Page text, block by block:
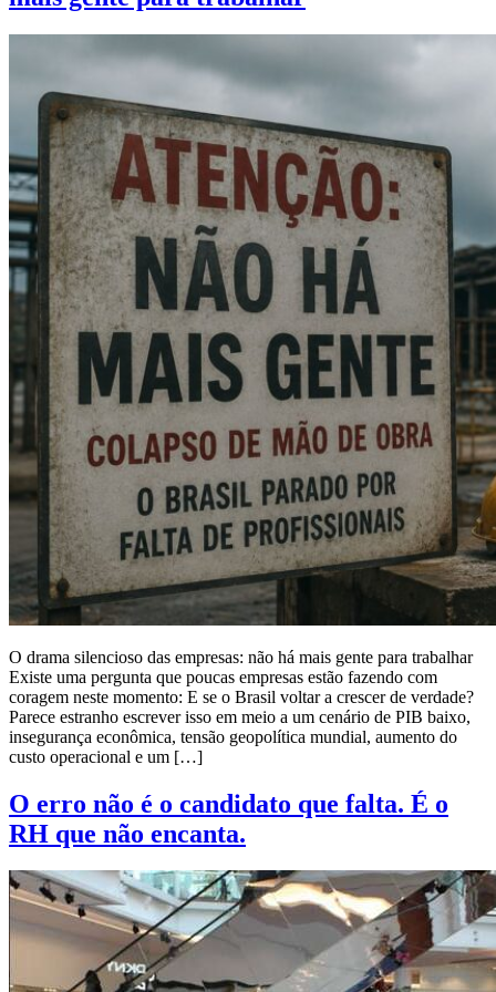
O drama silencioso das empresas: não há mais gente para trabalhar
Existe uma pergunta que poucas empresas estão fazendo com
coragem neste momento: E se o Brasil voltar a crescer de verdade?
Parece estranho escrever isso em meio a um cenário de PIB baixo,
insegurança econômica, tensão geopolítica mundial, aumento do
custo operacional e um […]
O erro não é o candidato que falta. É o
RH que não encanta.